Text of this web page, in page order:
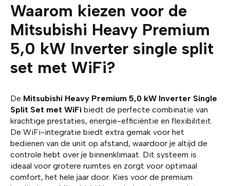
Waarom kiezen voor de
Mitsubishi Heavy Premium
5,0 kW Inverter single split
set met WiFi?
De Mitsubishi Heavy Premium 5,0 kW Inverter Single
Split Set met WiFi biedt de perfecte combinatie van
krachtige prestaties, energie-efficiëntie en flexibiliteit.
De WiFi-integratie biedt extra gemak voor het
bedienen van de unit op afstand, waardoor je altijd de
controle hebt over je binnenklimaat. Dit systeem is
ideaal voor grotere ruimtes en zorgt voor optimaal
comfort, het hele jaar door. Kies voor de premium